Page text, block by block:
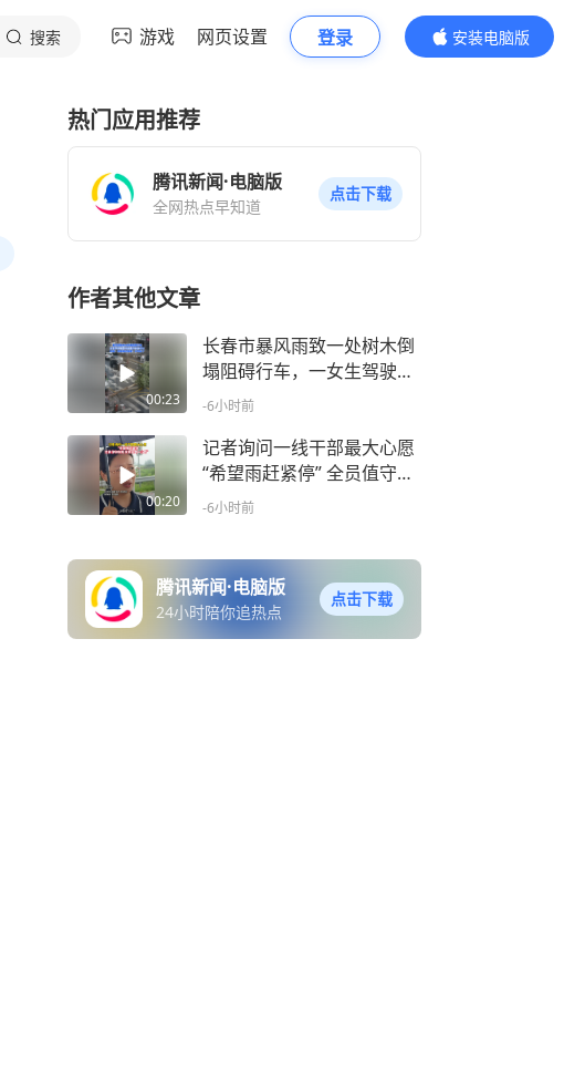
搜索 游戏 网页设置 登录
安装电脑版
内容更精彩
热门应用推荐
腾讯新闻·电脑版
全网热点早知道
点击下载
作者其他文章
00:23
长春市暴风雨致一处树木倒
塌阻碍行车，一女生驾驶越
野车拖拽开辟出通行口，网
还慢速！太专业了
-6小时前
00:20
记者询问一线干部最大心愿
“希望雨赶紧停” 全员值守在
岗 休息不到一小时
-6小时前
腾讯新闻·电脑版
24小时陪你追热点
点击下载